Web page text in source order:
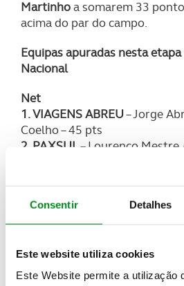
Consentir Detalhes
Este website utiliza cookies
Este Website permite a utilização
Martinhoa somarem 33
acima do par do campo.
Equipas apuradas nesta
Nacional
Net
1. VIAGENS ABREU– Jorge
Coelho – 45 pts
2. PAXSUL – Lourenço Mestre
–
Classificação na integraNET
Gross
1. ABLEWISE CONSULTING –